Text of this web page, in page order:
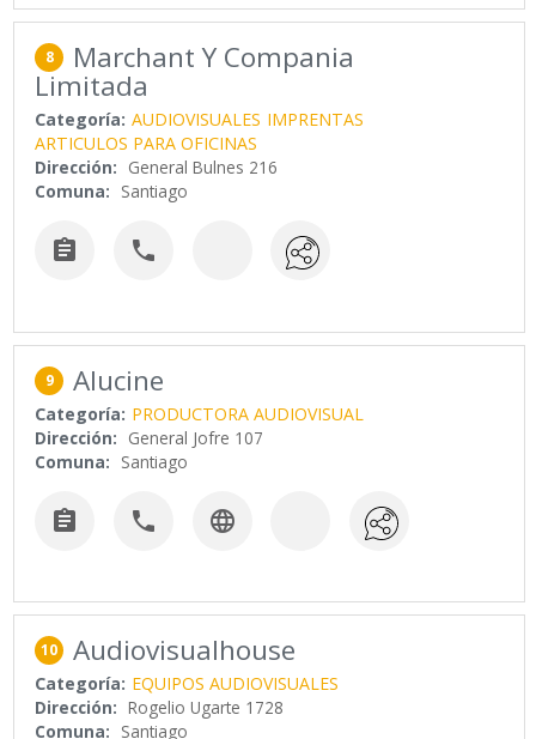
8 Marchant Y Compania
Limitada
Categoría: AUDIOVISUALES IMPRENTAS
ARTICULOS PARA OFICINAS
Dirección: General Bulnes 216
Comuna: Santiago
 
9 Alucine
Categoría: PRODUCTORA AUDIOVISUAL
Dirección: General Jofre 107
Comuna: Santiago
  
10 Audiovisualhouse
Categoría: EQUIPOS AUDIOVISUALES
Dirección: Rogelio Ugarte 1728
Comuna: Santiago